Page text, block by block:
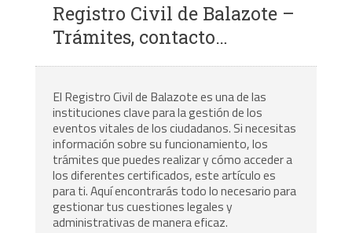
Registro Civil de Balazote –
Trámites, contacto…
El Registro Civil de Balazote es una de las
instituciones clave para la gestión de los
eventos vitales de los ciudadanos. Si necesitas
información sobre su funcionamiento, los
trámites que puedes realizar y cómo acceder a
los diferentes certificados, este artículo es
para ti. Aquí encontrarás todo lo necesario para
gestionar tus cuestiones legales y
administrativas de manera eficaz.